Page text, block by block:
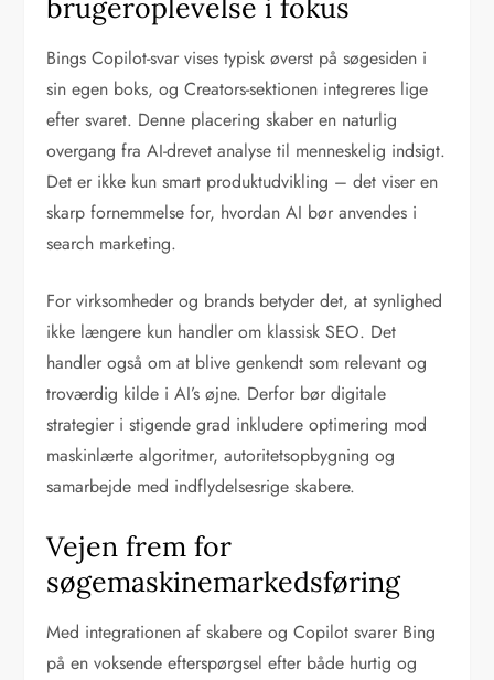
brugeroplevelse i fokus
Bings Copilot-svar vises typisk øverst på søgesiden i
sin egen boks, og Creators-sektionen integreres lige
efter svaret. Denne placering skaber en naturlig
overgang fra AI-drevet analyse til menneskelig indsigt.
Det er ikke kun smart produktudvikling – det viser en
skarp fornemmelse for, hvordan AI bør anvendes i
search marketing.
For virksomheder og brands betyder det, at synlighed
ikke længere kun handler om klassisk SEO. Det
handler også om at blive genkendt som relevant og
troværdig kilde i AI’s øjne. Derfor bør digitale
strategier i stigende grad inkludere optimering mod
maskinlærte algoritmer, autoritetsopbygning og
samarbejde med indflydelsesrige skabere.
Vejen frem for
søgemaskinemarkedsføring
Med integrationen af skabere og Copilot svarer Bing
på en voksende efterspørgsel efter både hurtig og